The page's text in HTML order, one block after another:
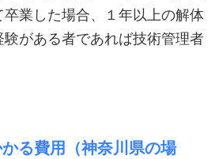
業した場合、１年以上の解体
がある者であれば技術管理者
る費用（神奈川県の場